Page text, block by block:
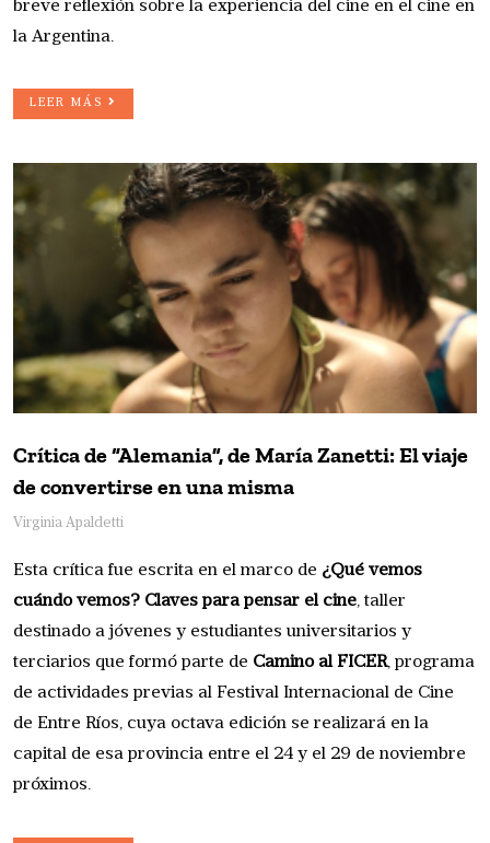
breve reflexión sobre la experiencia del cine en el cine en
la Argentina.
LEER MÁS
Crítica de “Alemania”, de María Zanetti: El viaje
de convertirse en una misma
Virginia Apaldetti
Esta crítica fue escrita en el marco de ¿Qué vemos
cuándo vemos? Claves para pensar el cine, taller
destinado a jóvenes y estudiantes universitarios y
terciarios que formó parte de Camino al FICER, programa
de actividades previas al Festival Internacional de Cine
de Entre Ríos, cuya octava edición se realizará en la
capital de esa provincia entre el 24 y el 29 de noviembre
próximos.